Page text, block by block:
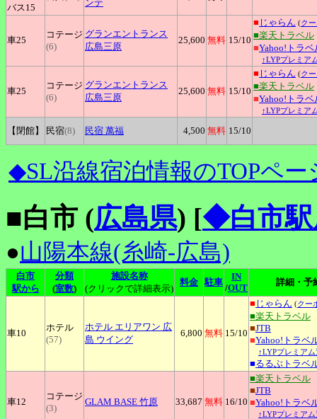
バス15 ンテ
車25
コテージ
(6)
グランエントランス
広島三原
25,600 無料 15/10
■ じゃらん (ク
■楽天トラベル
■Yahoo!トラベ
↑LYPプレミア
車25
コテージ
(6)
グランエントランス
広島三原
25,600 無料 15/10
■ じゃらん (ク
■楽天トラベル
■Yahoo!トラベ
↑LYPプレミア
【閉館】 民宿(8) 民宿 萬福 4,500 無料 15/10
◆SL沿線宿泊情報のTOPペー
■白市 (広島県) [◆白市駅
●山陽本線(糸崎-広島)
白市
駅から
分類
(室数)
施設名称
(クリックで詳細表示)
料金 駐車
IN
/OUT
詳細・予
車10
ホテル
(57)
ホテル エリアワン 広
島 ウイング
6,800 無料 15/10
■ じゃらん (クー
■楽天トラベル
■JTB
■Yahoo!トラベ
↑LYPプレミア
■るるぶトラベ
車12
コテージ
(3)
GLAM BASE 竹原 33,687 無料 16/10
■楽天トラベル
■JTB
■Yahoo!トラベ
↑LYPプレミア